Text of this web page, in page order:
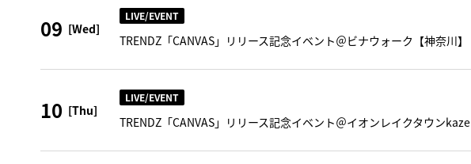
09 [Wed]
LIVE/EVENT
TRENDZ「CANVAS」リリース記念イベント＠ビナウォーク【神奈川】
10 [Thu]
LIVE/EVENT
TRENDZ「CANVAS」リリース記念イベント＠イオンレイクタウンkaze